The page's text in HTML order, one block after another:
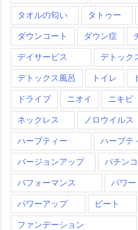
タオルの匂い タトゥー
ダウンコート ダウン症
デイサービス デトック
デトックス風呂 トイレ
ドライブ ニオイ ニキビ
ネックレス ノロウイルス
ハーブティー ハーブテ
バージョンアップ パチンコ
パフォーマンス パワー
パワーアップ ビート
ファンデーション